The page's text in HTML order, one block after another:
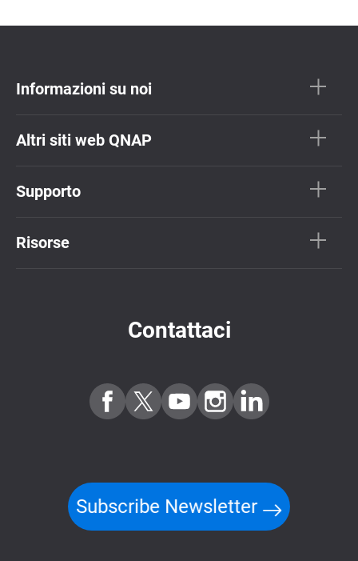
Informazioni su noi
Altri siti web QNAP
Supporto
Risorse
Contattaci
Subscribe Newsletter